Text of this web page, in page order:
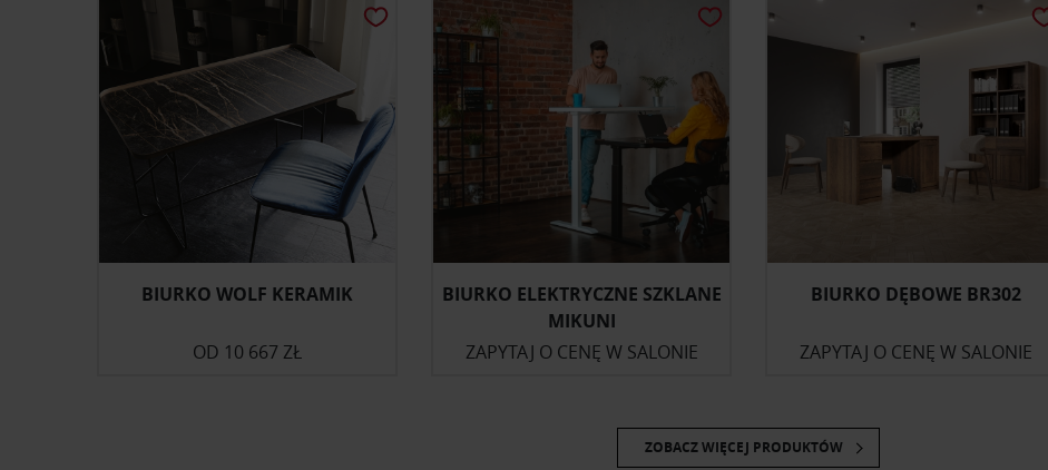
BIURKO WOLF KERAMIK
OD 10 667 ZŁ
BIURKO ELEKTRYCZNE SZKLANE
MIKUNI
ZAPYTAJ O CENĘ W SALONIE
BIURKO DĘBOWE BR302
ZAPYTAJ O CENĘ W SALONIE
ZOBACZ WIĘCEJ PRODUKTÓW